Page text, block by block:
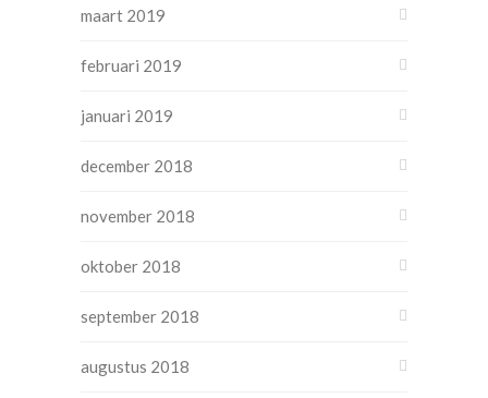
maart 2019
februari 2019
januari 2019
december 2018
november 2018
oktober 2018
september 2018
augustus 2018